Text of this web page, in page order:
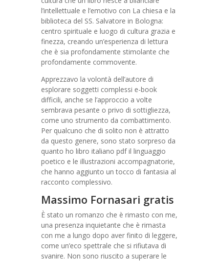
l’intellettuale e l’emotivo con La chiesa e la
biblioteca del SS. Salvatore in Bologna:
centro spirituale e luogo di cultura grazia e
finezza, creando un’esperienza di lettura
che è sia profondamente stimolante che
profondamente commovente.
Apprezzavo la volontà dell’autore di
esplorare soggetti complessi e-book
difficili, anche se l’approccio a volte
sembrava pesante o privo di sottigliezza,
come uno strumento da combattimento.
Per qualcuno che di solito non è attratto
da questo genere, sono stato sorpreso da
quanto ho libro italiano pdf il linguaggio
poetico e le illustrazioni accompagnatorie,
che hanno aggiunto un tocco di fantasia al
racconto complessivo.
Massimo Fornasari gratis
È stato un romanzo che è rimasto con me,
una presenza inquietante che è rimasta
con me a lungo dopo aver finito di leggere,
come un’eco spettrale che si rifiutava di
svanire. Non sono riuscito a superare le